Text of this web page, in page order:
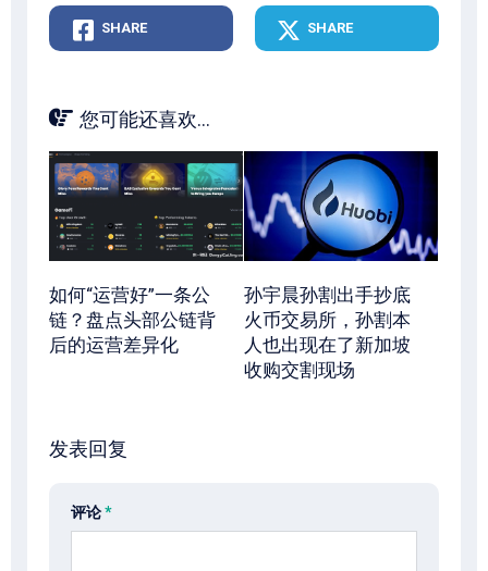
SHARE SHARE
您可能还喜欢...
如何“运营好”一条公
链？盘点头部公链背
后的运营差异化
孙宇晨孙割出手抄底
火币交易所，孙割本
人也出现在了新加坡
收购交割现场
发表回复
评论*